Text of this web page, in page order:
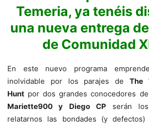
Temeria, ya tenéis
una nueva entrega
de Comunidad
En este nuevo programa
inolvidable por los parajes de The
Hunt por dos grandes conocedores
Mariette900 y Diego CP serán
relatarnos las bondades (y